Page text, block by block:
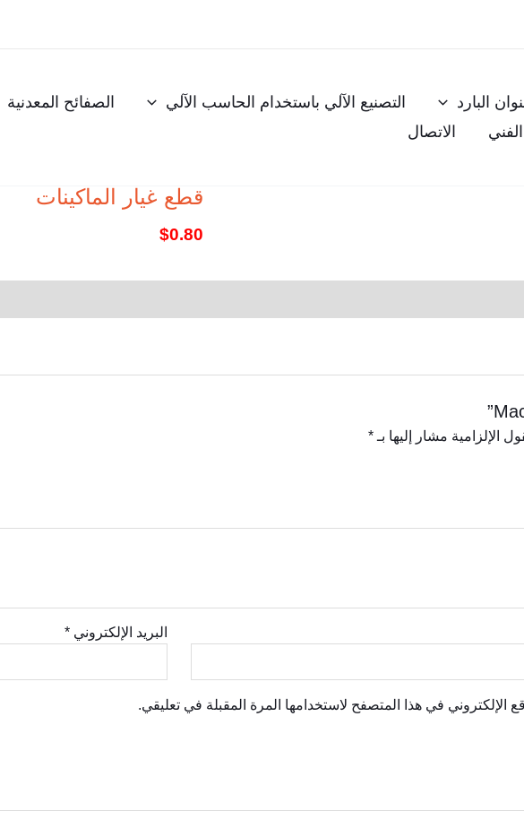
البارد التصنيع الآلي باستخدام الحاسب الآلي الصفائح المعدنية
الاتصال
قطع غيار الماكينات
$0.80
الإلزامية مشار إليها بـ *
البريد الإلكتروني *
الإلكتروني في هذا المتصفح لاستخدامها المرة المقبلة في تعليقي.